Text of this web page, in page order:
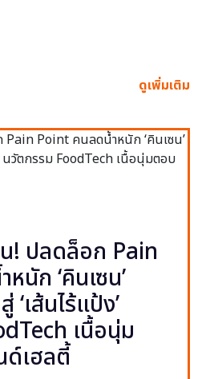
ดูเพิ่มเติม
! ปลดล็อก Pain
นัก ‘คินเซน’
‘เส้นไร้แป้ง’
เนื้อนุ่ม
ด์เฮลตี้